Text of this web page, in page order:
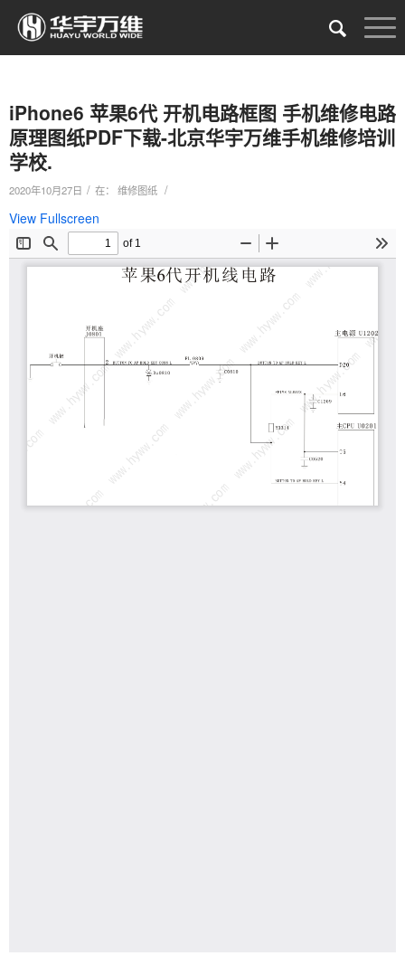
iPhone6 苹果6代 开机电路框图 手机维修电路
原理图纸PDF下载-北京华宇万维手机维修培训
学校.
2020年10月27日 / 在： 维修图纸 /
View Fullscreen